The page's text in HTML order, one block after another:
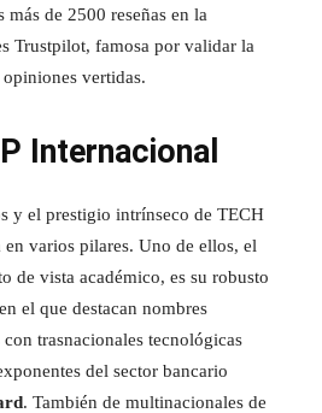
de 2500 reseñas en la
Trustpilot, famosa por validar la
vertidas.
Internacional
y el prestigio intrínseco de TECH
varios pilares. Uno de ellos, el
de vista académico, es su robusto
el que destacan nombres
trasnacionales tecnológicas
del sector bancario
. También de multinacionales de